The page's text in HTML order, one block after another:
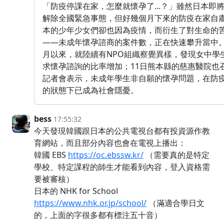
「防疫停課在家，怎麼就懷孕了...？」雖然日本即
解除全國緊急事態，但好幾個月下來的防疫在家自
本的少年少女們卻也因為疫情，而衍生了對生命的
——未成年懷孕諮商的案件數，正在快速攀升當中
月以來，就陸續有NPO組織察覺異樣，發現女中學
求懷孕諮詢的比率增加；11日熊本縣的慈惠醫院也
記者會表示，未成年學生非自願的懷孕問題，在防
的狀態下已成為社會隱憂。
bess 17:55:32
今天發現韓國跟日本的公共電視台都有投資源作教
育網站，而且部分內容也會在電視上播出：
韓國 EBS https://oc.ebssw.kr/ （需要真的是特定
學校、特定課程的師生才能看到內容，登入資格需
要被審核）
日本的 NHK for School
https://www.nhk.or.jp/school/ （滿適合學日文
的，上面的字很多都有標注五十音）